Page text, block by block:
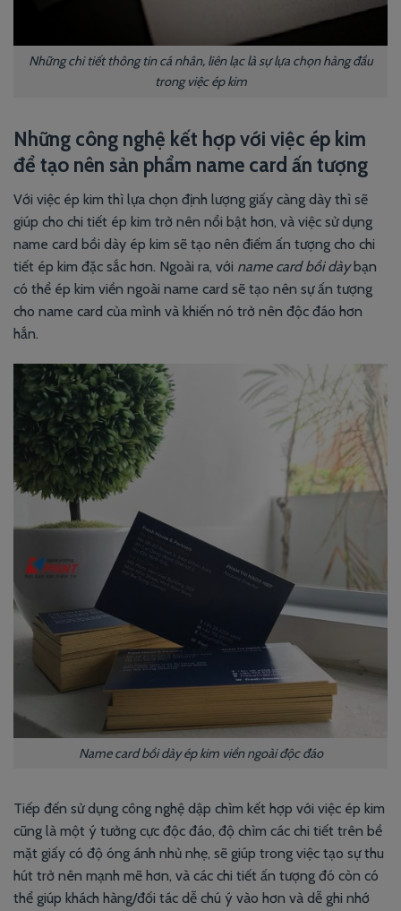
Những chi tiết thông tin cá nhân, liên lạc là sự lựa chọn hàng đầu
trong việc ép kim
Những công nghệ kết hợp với việc ép kim
để tạo nên sản phẩm name card ấn tượng
Với việc ép kim thì lựa chọn định lượng giấy càng dày thì sẽ
giúp cho chi tiết ép kim trở nên nổi bật hơn, và việc sử dụng
name card bồi dày ép kim sẽ tạo nên điếm ấn tượng cho chi
tiết ép kim đặc sắc hơn. Ngoài ra, với name card bồi dàybạn
có thể ép kim viền ngoài name card sẽ tạo nên sự ấn tượng
cho name card của mình và khiến nó trở nên độc đáo hơn
hắn.
Name card bồi dày ép kim viền ngoài độc đáo
Tiếp đến sử dụng công nghệ dập chìm kết hợp với việc ép kim
cũng là một ý tưởng cực độc đáo, độ chìm các chi tiết trên bề
mặt giấy có độ óng ánh nhủ nhẹ, sẽ giúp trong việc tạo sự thu
hút trở nên mạnh mẽ hơn, và các chi tiết ấn tượng đó còn có
thể giúp khách hàng/đối tác dễ chú ý vào hơn và dễ ghi nhớ